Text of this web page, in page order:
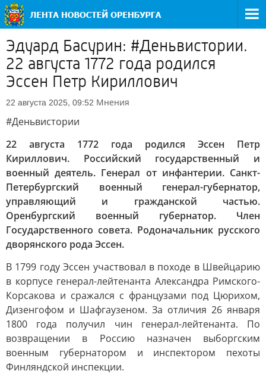
Эдуард Басурин: #Деньвистории.
22 августа 1772 года родился
Эссен Петр Кириллович
22 августа 2025, 09:52 Мнения
#Деньвистории
22 августа 1772 года родился Эссен Петр
Кириллович. Российский государственный и
военный деятель. Генерал от инфантерии. Санкт-
Петербургский военный генерал-губернатор,
управляющий и гражданской частью.
Оренбургский военный губернатор. Член
Государственного совета. Родоначальник русского
дворянского рода Эссен.
В 1799 году Эссен участвовал в походе в Швейцарию
в корпусе генерал-лейтенанта Александра Римского-
Корсакова и сражался с французами под Цюрихом,
Дизенгофом и Шафгаузеном. За отличия 26 января
1800 года получил чин генерал-лейтенанта. По
возвращении в Россию назначен выборгским
военным губернатором и инспектором пехоты
Финляндской инспекции.